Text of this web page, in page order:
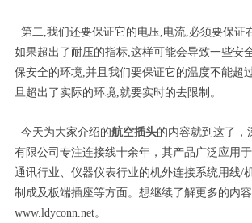
第二,我们还要保证它的电压,电流,必须要保证
如果超出了耐压的指标,这样可能会导致一些安
保安全的环境,并且我们要保证它的温度不能超
旦超出了实际的环境,就要实时的去限制。
今天为大家介绍的航空插头的内容就到这了，
有限公司专注连接线十余年，其产品广泛应用于
通讯行业、仪器仪表行业的机外连接系统用线/
制成及板端插座等方面。想继续了解更多的内
www.ldyconn.net。